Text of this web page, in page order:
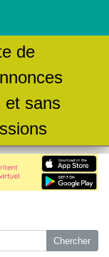
de
et sans